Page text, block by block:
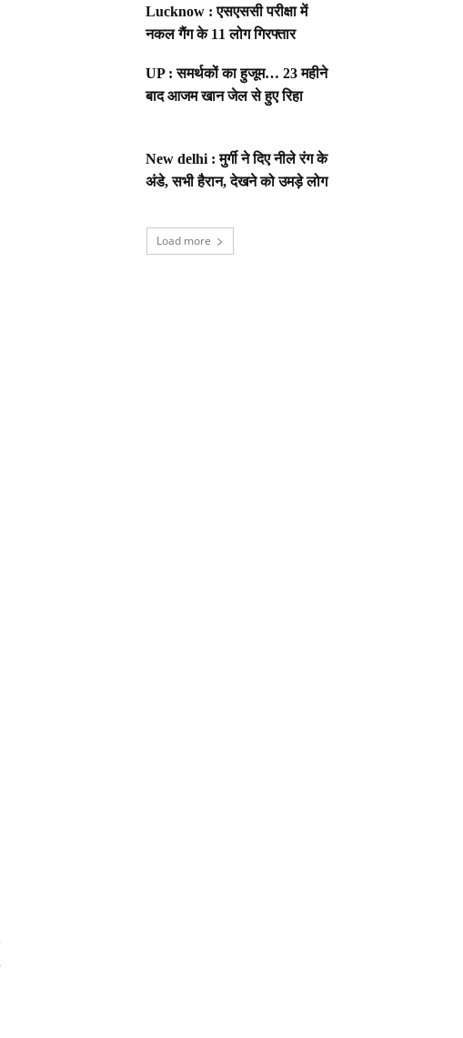
Lucknow : एसएससी परीक्षा में
नकल गैंग के 11 लोग गिरफ्तार
UP : समर्थकों का हुजूम… 23 महीने
बाद आजम खान जेल से हुए रिहा
New delhi : मुर्गी ने दिए नीले रंग के
अंडे, सभी हैरान, देखने को उमड़े लोग
Load more